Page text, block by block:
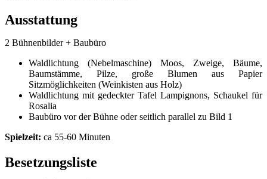
Ausstattung
2 Bühnenbilder + Baubüro
Waldlichtung (Nebelmaschine) Moos, Zweige, Bäume,
Baumstämme, Pilze, große Blumen aus Papier
Sitzmöglichkeiten (Weinkisten aus Holz)
Waldlichtung mit gedeckter Tafel Lampignons, Schaukel für
Rosalia
Baubüro vor der Bühne oder seitlich parallel zu Bild 1
Spielzeit: ca 55-60 Minuten
Besetzungsliste